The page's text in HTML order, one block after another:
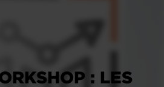
: LES